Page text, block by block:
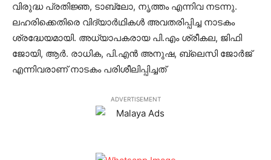
വിരുദ്ധ പ്രതിജ്ഞ, ടാബ്ലോ, നൃത്തം എന്നിവ നടന്നു.
ലഹരിക്കെതിരെ വിദ്യാര്‍ഥികള്‍ അവതരിപ്പിച്ച നാടകം
ശ്രദ്ധേയമായി. അധ്യാപകരായ പി.എം ശ്രീകല, ജിഫി
ജോയി, ആര്‍. രാധിക, പി.എന്‍ അനുഷ, ബ്ലെസി ജോര്‍ജ്
എന്നിവരാണ് നാടകം പരിശീലിപ്പിച്ചത്
ADVERTISEMENT